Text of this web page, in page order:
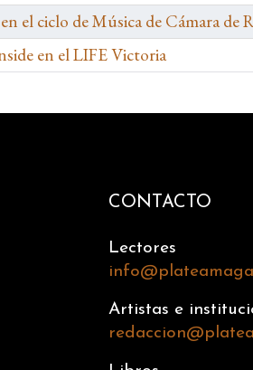
el ciclo de Música de Cámara de
en el LIFE Victoria
CONTACTO
Lectores
Artistas e